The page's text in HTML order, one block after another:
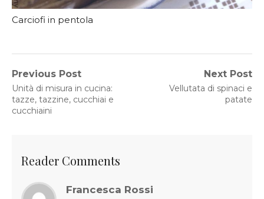
Carciofi in pentola
Navigazione
articoli
Previous Post
Previous
post:
Unità di misura in cucina:
tazze, tazzine, cucchiai e
cucchiaini
Next Post
Next
Vellutata di spinaci e
patate
Reader Comments
Francesca Rossi